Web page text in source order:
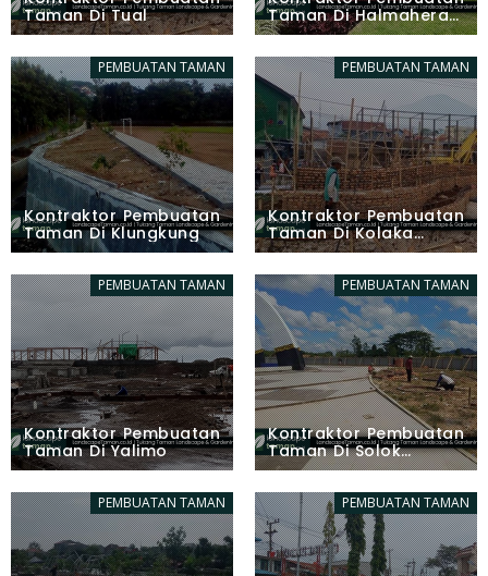
Taman Di Tual
Taman Di Halmahera
Utara Utara
PEMBUATAN TAMAN
Kontraktor Pembuatan
Taman Di Klungkung
PEMBUATAN TAMAN
Kontraktor Pembuatan
Taman Di Kolaka
Utara
PEMBUATAN TAMAN
Kontraktor Pembuatan
Taman Di Yalimo
PEMBUATAN TAMAN
Kontraktor Pembuatan
Taman Di Solok
Selatan
PEMBUATAN TAMAN PEMBUATAN TAMAN